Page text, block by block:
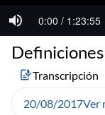
Transcripción
20/08/2017Ver